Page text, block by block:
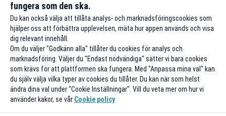
Till rabatten
fungera som den ska.
Du kan också välja att tillåta analys- och marknadsföringscookies som
hjälper oss att förbättra upplevelsen, mäta hur appen används och visa
dig relevant innehåll.
Om du väljer "Godkänn alla" tillåter du cookies för analys och
marknadsföring. Väljer du "Endast nödvändiga" sätter vi bara cookies
som krävs för att plattformen ska fungera. Med "Anpassa mina val" kan
du själv välja vilka typer av cookies du tillåter. Du kan när som helst
ändra dina val under "Cookie Inställningar". Vill du veta mer om hur vi
använder kakor, se vår Cookie policy